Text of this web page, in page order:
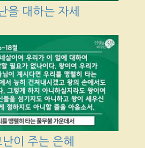
을 대하는 자세
이 주는 은혜